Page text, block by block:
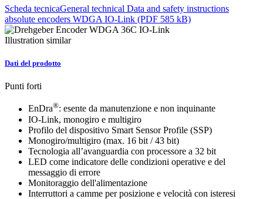
Scheda tecnicaGeneral technical Data and safety instructions
absolute encoders WDGA IO-Link (PDF 585 kB)
Illustration similar
Dati del prodotto
Punti forti
EnDra®: esente da manutenzione e non inquinante
IO-Link, monogiro e multigiro
Profilo del dispositivo Smart Sensor Profile (SSP)
Monogiro/multigiro (max. 16 bit / 43 bit)
Tecnologia all’avanguardia con processore a 32 bit
LED come indicatore delle condizioni operative e del
messaggio di errore
Monitoraggio dell'alimentazione
Interruttori a camme per posizione e velocità con isteresi